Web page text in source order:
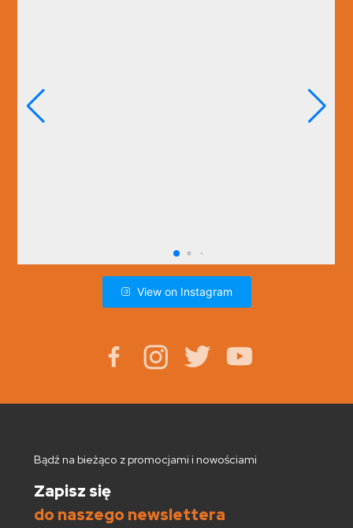
View on Instagram
Bądź na bieżąco z promocjami i nowościami
Zapisz się
do naszego newslettera